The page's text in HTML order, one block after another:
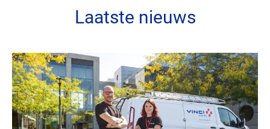
Laatste nieuws